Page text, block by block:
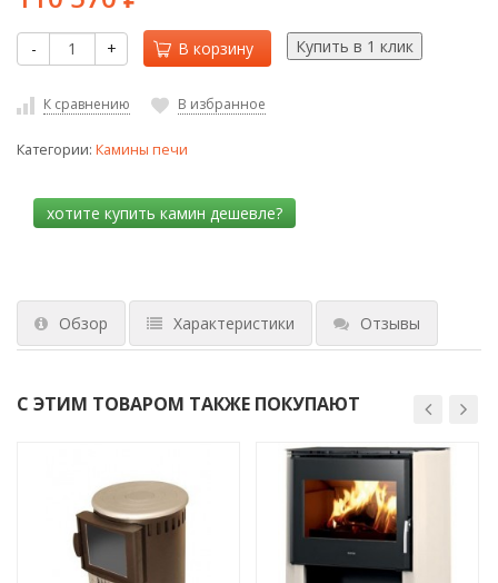
- + В корзину
К сравнению В избранное
Категории: Камины печи
Обзор Характеристики Отзывы
С ЭТИМ ТОВАРОМ ТАКЖЕ ПОКУПАЮТ